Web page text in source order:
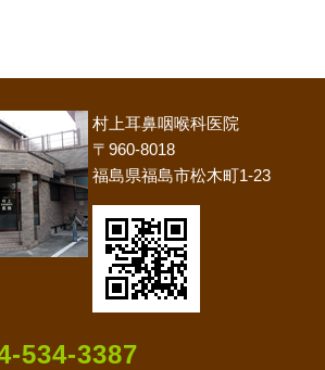
村上耳鼻咽喉科医院
〒960-8018
福島県福島市松木町1-23
534-3387